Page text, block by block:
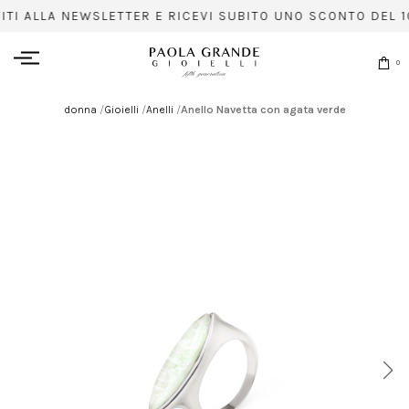
ALLA NEWSLETTER E RICEVI SUBITO UNO SCONTO
0
donna /Gioielli /Anelli /Anello Navetta con agata verde